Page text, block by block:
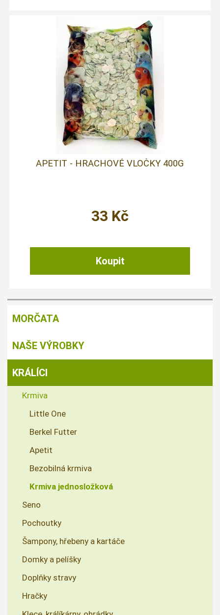
APETIT - HRACHOVÉ VLOČKY 400G
33 Kč
MORČATA
NAŠE VÝROBKY
KRÁLÍCI
Krmiva
Little One
Berkel Futter
Apetit
Bezobilná krmiva
Krmiva jednosložková
Seno
Pochoutky
Šampony, hřebeny a kartáče
Domky a pelíšky
Doplňky stravy
Hračky